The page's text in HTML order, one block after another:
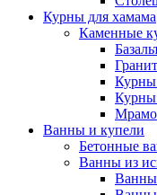
Курны для хамама
Каменные
Курны
Курны
Ванны и купели
Бетонные
Ванны из
Ванны